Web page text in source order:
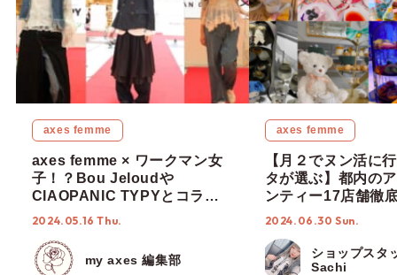
axes femme
axes femme × ワークマン女
子！？Bou Jeloudや
CIAOPANIC TYPYとコラボ
したスタイリング提案も♡見
ョー in 福岡
2024.05.16 Thu.
my axes 編集部
axes femme
【月２でヌン活に
タが選ぶ】都内の
ンティー17店舗徹
度なし！【ショッ
2024.06.30 Sun.
ショップスタ
Sachi